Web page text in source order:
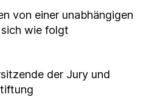
von einer unabhängigen
wie folgt
der Jury und